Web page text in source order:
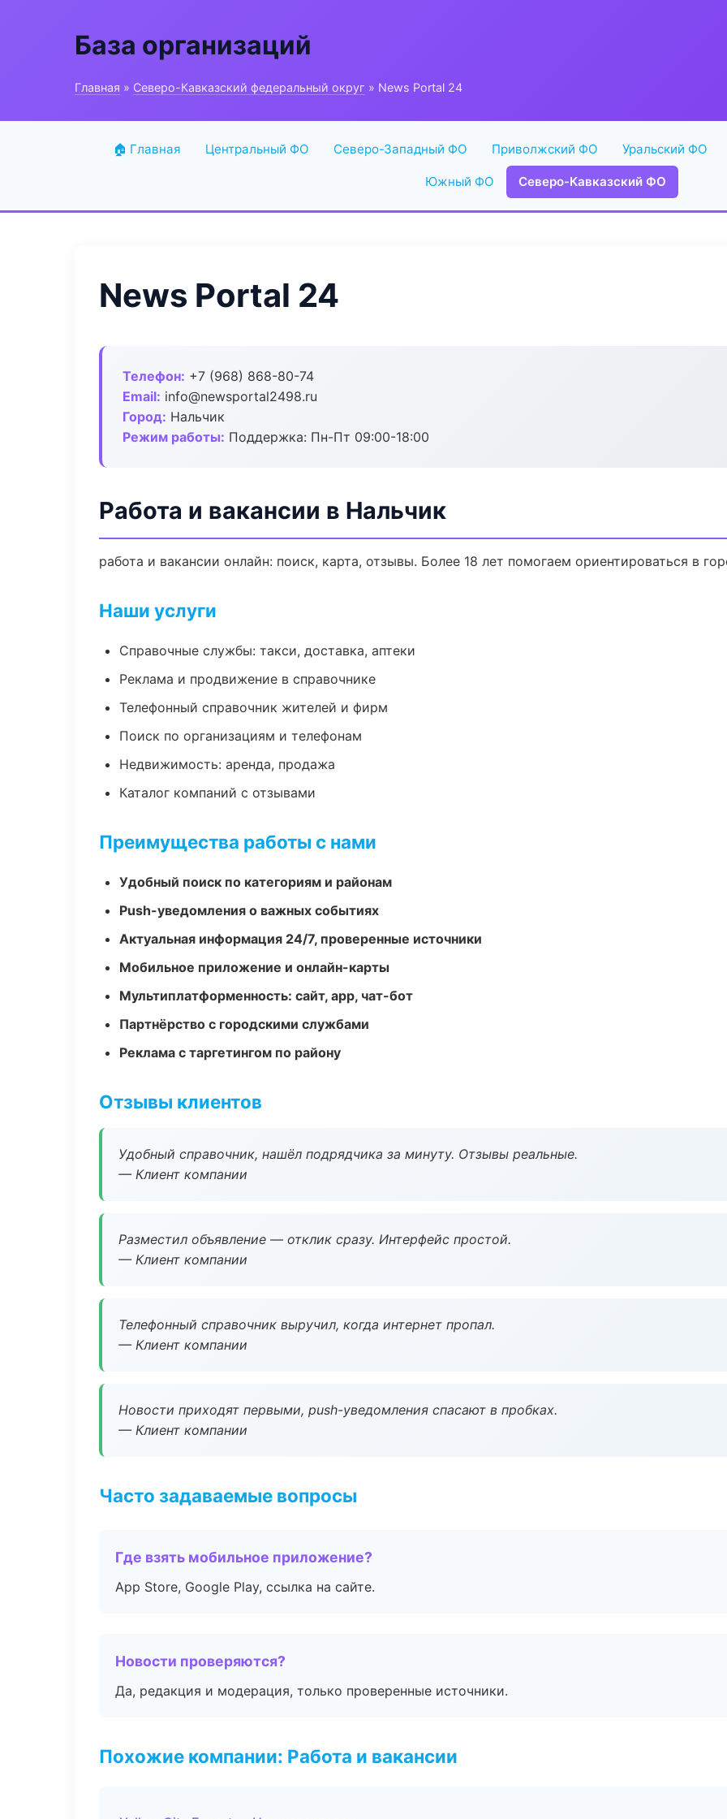
База организаций
Главная » Северо-Кавказский федеральный округ » News Portal 24
🏠 Главная Центральный ФО Северо-Западный ФО Приволжский ФО Уральский ФО
Южный ФО Северо-Кавказский ФО
News Portal 24
Телефон: +7 (968) 868-80-74
Email: info@newsportal2498.ru
Город: Нальчик
Режим работы: Поддержка: Пн-Пт 09:00-18:00
Работа и вакансии в Нальчик
работа и вакансии онлайн: поиск, карта, отзывы. Более 18 лет помогаем ориентироваться в
Наши услуги
Справочные службы: такси, доставка, аптеки
Реклама и продвижение в справочнике
Телефонный справочник жителей и фирм
Поиск по организациям и телефонам
Недвижимость: аренда, продажа
Каталог компаний с отзывами
Преимущества работы с нами
Удобный поиск по категориям и районам
Push-уведомления о важных событиях
Актуальная информация 24/7, проверенные источники
Мобильное приложение и онлайн-карты
Мультиплатформенность: сайт, app, чат-бот
Партнёрство с городскими службами
Реклама с таргетингом по району
Отзывы клиентов
Удобный справочник, нашёл подрядчика за минуту. Отзывы реальные.
— Клиент компании
Разместил объявление — отклик сразу. Интерфейс простой.
— Клиент компании
Телефонный справочник выручил, когда интернет пропал.
— Клиент компании
Новости приходят первыми, push-уведомления спасают в пробках.
— Клиент компании
Часто задаваемые вопросы
Где взять мобильное приложение?
App Store, Google Play, ссылка на сайте.
Новости проверяются?
Да, редакция и модерация, только проверенные источники.
Похожие компании: Работа и вакансии